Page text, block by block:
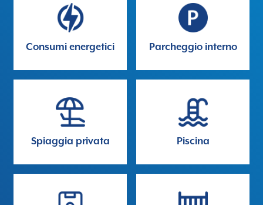
Consumi energetici Parcheggio interno
Spiaggia privata Piscina